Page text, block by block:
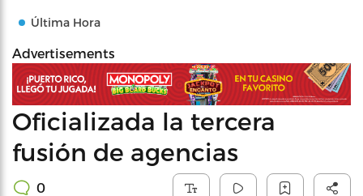
Última Hora
Advertisements
Oficializada la tercera
fusión de agencias
0